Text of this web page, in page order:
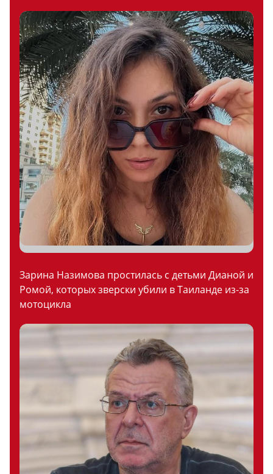
Зарина Назимова простилась с детьми Дианой и
Ромой, которых зверски убили в Таиланде из-за
мотоцикла